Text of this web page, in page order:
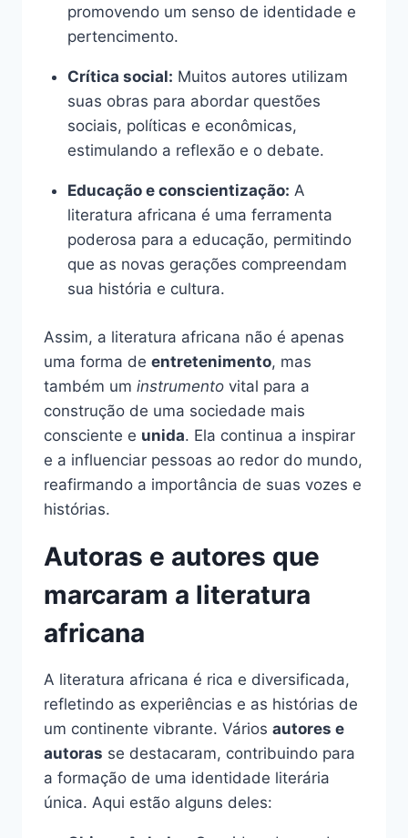
promovendo um senso de identidade e
pertencimento.
Crítica social: Muitos autores utilizam
suas obras para abordar questões
sociais, políticas e econômicas,
estimulando a reflexão e o debate.
Educação e conscientização: A
literatura africana é uma ferramenta
poderosa para a educação, permitindo
que as novas gerações compreendam
sua história e cultura.
Assim, a literatura africana não é apenas
uma forma de entretenimento, mas
também um instrumento vital para a
construção de uma sociedade mais
consciente e unida. Ela continua a inspirar
e a influenciar pessoas ao redor do mundo,
reafirmando a importância de suas vozes e
histórias.
Autoras e autores que
marcaram a literatura
africana
A literatura africana é rica e diversificada,
refletindo as experiências e as histórias de
um continente vibrante. Vários autores e
autoras se destacaram, contribuindo para
a formação de uma identidade literária
única. Aqui estão alguns deles: